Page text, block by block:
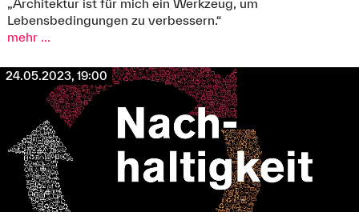
„Architektur ist für mich ein Werkzeug, um
Lebensbedingungen zu verbessern.“
mehr ...
24.05.2023, 19:00